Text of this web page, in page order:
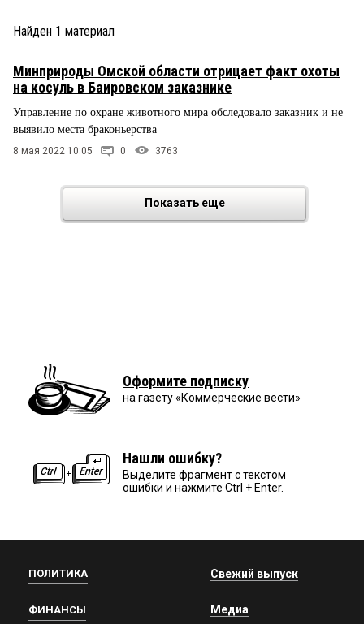
ПРОИСШЕСТВИЯ
СТИЛЬ ЖИЗНИ
Найден 1 материал
Минприроды Омской области отрицает факт охоты
на косуль в Баировском заказнике
Управление по охране животного мира обследовало заказник и не
выявило места браконьерства
8 мая 2022 10:05 0 3763
Показать еще
Оформите подписку
на газету «Коммерческие вести»
Нашли ошибку?
Выделите фрагмент с текстом
ошибки и нажмите Ctrl + Enter.
ПОЛИТИКА
ФИНАНСЫ
Свежий выпуск
Медиа